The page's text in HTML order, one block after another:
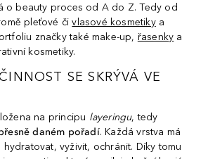
o beauty proces od A do Z. Tedy od
pleťové čivlasové kosmetikya
značky také make-up, řasenky a
kosmetiky.
SE SKRÝVÁ VE
na principu layeringu, tedy
daném pořadí. Každá vrstva má
vyživit, ochránit. Díky tomu